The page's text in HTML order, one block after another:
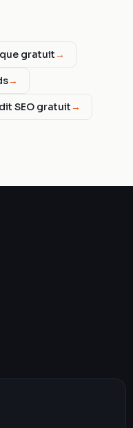
gratuit→
→
SEO gratuit→